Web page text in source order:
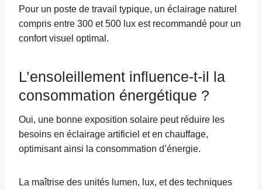
Pour un poste de travail typique, un éclairage naturel
compris entre 300 et 500 lux est recommandé pour un
confort visuel optimal.
L’ensoleillement influence-t-il la
consommation énergétique ?
Oui, une bonne exposition solaire peut réduire les
besoins en éclairage artificiel et en chauffage,
optimisant ainsi la consommation d’énergie.
La maîtrise des unités lumen, lux, et des techniques